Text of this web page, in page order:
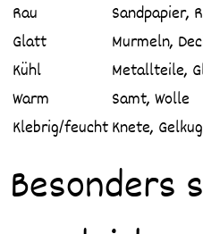
Rau
Sandpapier,
Glatt
Murmeln,
Kühl
Metallteile,
Warm
Samt, Wolle
Klebrig/feuchtKnete,
Besonders